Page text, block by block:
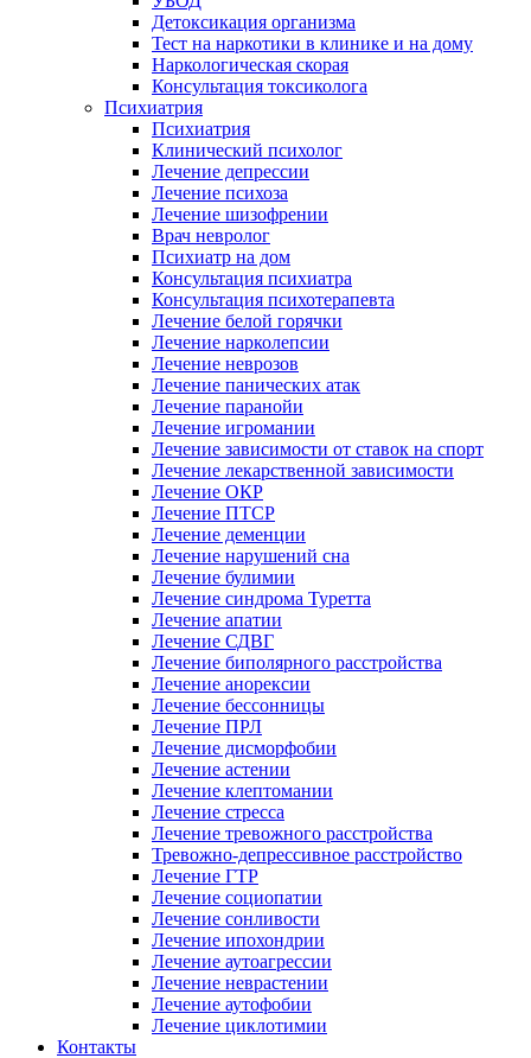
Детоксикация организма
Тест на наркотики в клинике и на дому
Наркологическая скорая
Консультация токсиколога
Психиатрия
Психиатрия
Клинический психолог
Лечение депрессии
Лечение психоза
Лечение шизофрении
Врач невролог
Психиатр на дом
Консультация психиатра
Консультация психотерапевта
Лечение белой горячки
Лечение нарколепсии
Лечение неврозов
Лечение панических атак
Лечение паранойи
Лечение игромании
Лечение зависимости от ставок на спорт
Лечение лекарственной зависимости
Лечение ОКР
Лечение ПТСР
Лечение деменции
Лечение нарушений сна
Лечение булимии
Лечение синдрома Туретта
Лечение апатии
Лечение СДВГ
Лечение биполярного расстройства
Лечение анорексии
Лечение бессонницы
Лечение ПРЛ
Лечение дисморфобии
Лечение астении
Лечение клептомании
Лечение стресса
Лечение тревожного расстройства
Тревожно-депрессивное расстройство
Лечение ГТР
Лечение социопатии
Лечение сонливости
Лечение ипохондрии
Лечение аутоагрессии
Лечение неврастении
Лечение аутофобии
Лечение циклотимии
Контакты